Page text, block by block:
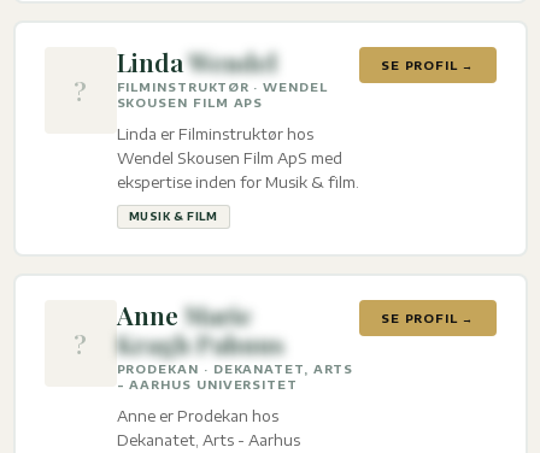
?
LindaWendel
FILMINSTRUKTØR · WENDEL
SKOUSEN FILM APS
Linda er Filminstruktør hos
Wendel Skousen Film ApS med
ekspertise inden for Musik & film.
MUSIK & FILM
SE PROFIL →
?
Anne Marie
Kragh Pahuus
PRODEKAN · DEKANATET, ARTS
- AARHUS UNIVERSITET
Anne er Prodekan hos
Dekanatet, Arts - Aarhus
SE PROFIL →